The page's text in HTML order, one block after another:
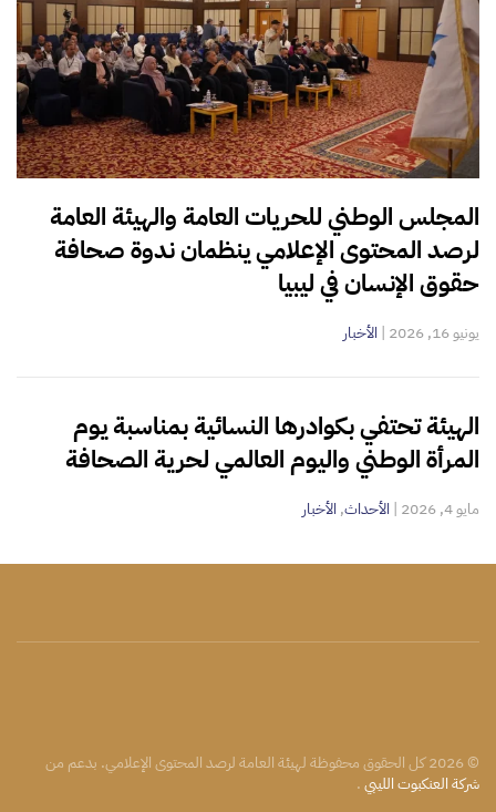
المجلس الوطني للحريات العامة والهيئة العامة
لرصد المحتوى الإعلامي ينظمان ندوة صحافة
حقوق الإنسان في ليبيا
يونيو 16, 2026 | الأخبار
الهيئة تحتفي بكوادرها النسائية بمناسبة يوم
المرأة الوطني واليوم العالمي لحرية الصحافة
مايو 4, 2026 | الأحداث, الأخبار
©
2026كل الحقوق محفوظة لهيئة العامة لرصد المحتوى الإعلامي. بدعم من
شركة العنكبوت الليبي.